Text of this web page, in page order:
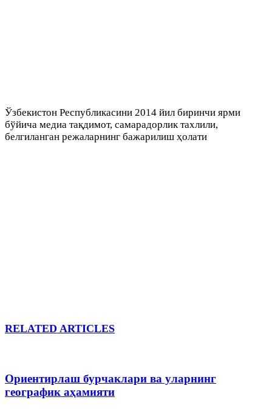
Ўзбекистон Республикасини 2014 йил биринчи ярми
бўйича медиа тақдимот, самарадорлик тахлили,
белгиланган режаларнинг бажарилиш ҳолати
RELATED ARTICLES
Ориентирлаш бурчаклари ва уларнинг
географик аҳамияти